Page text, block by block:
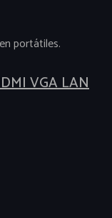
portátiles.
VGA LAN